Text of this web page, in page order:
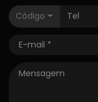
Código